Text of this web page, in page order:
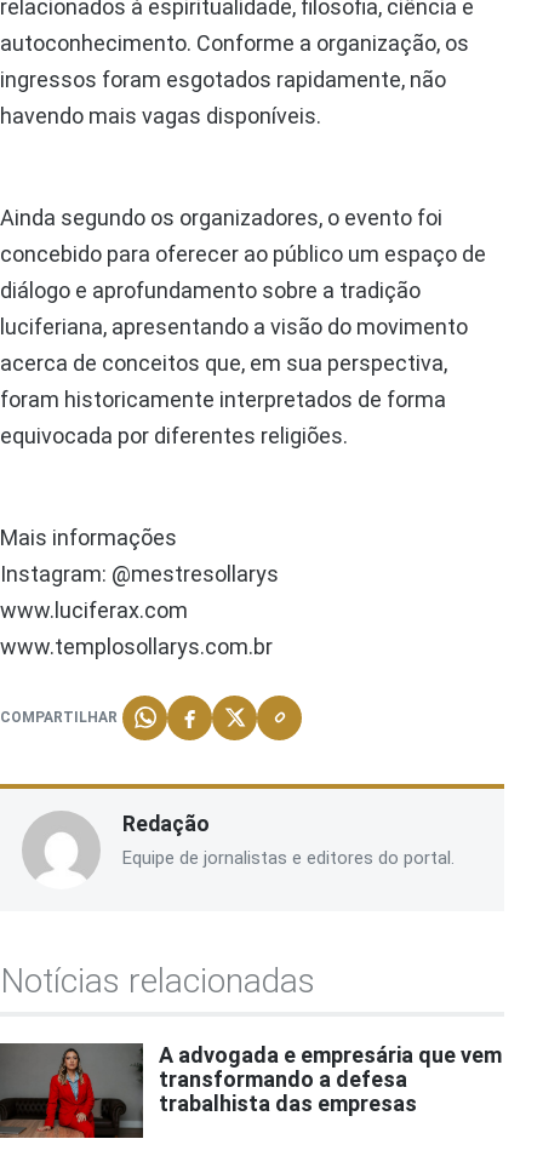
relacionados à espiritualidade, filosofia, ciência e
autoconhecimento. Conforme a organização, os
ingressos foram esgotados rapidamente, não
havendo mais vagas disponíveis.
Ainda segundo os organizadores, o evento foi
concebido para oferecer ao público um espaço de
diálogo e aprofundamento sobre a tradição
luciferiana, apresentando a visão do movimento
acerca de conceitos que, em sua perspectiva,
foram historicamente interpretados de forma
equivocada por diferentes religiões.
Mais informações
Instagram: @mestresollarys
www.luciferax.com
www.templosollarys.com.br
COMPARTILHAR
Redação
Equipe de jornalistas e editores do portal.
Notícias relacionadas
A advogada e empresária que vem
transformando a defesa
trabalhista das empresas